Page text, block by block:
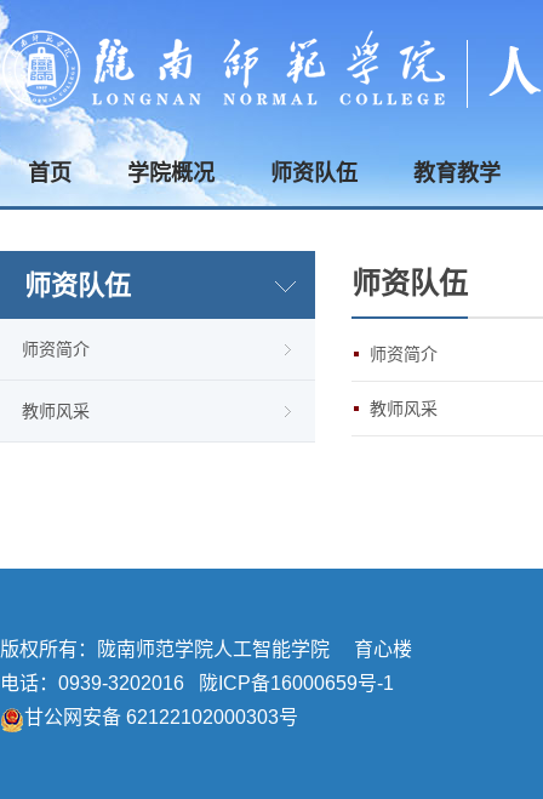
首页 学院概况 师资队伍 教育教学
师资队伍
师资简介
教师风采
师资队伍
师资简介
教师风采
版权所有：陇南师范学院人工智能学院 育心楼
电话：0939-3202016
陇ICP备16000659号-1
甘公网安备 62122102000303号